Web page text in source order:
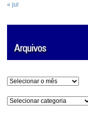
« jul
Arquivos
Categorias